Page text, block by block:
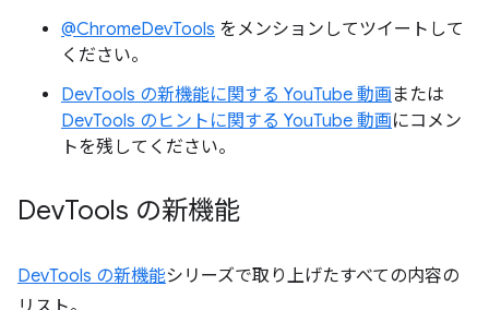
@ChromeDevTools をメンションしてツイートして
ください。
DevTools の新機能に関する YouTube 動画 または
DevTools のヒントに関する YouTube 動画にコメン
トを残してください。
DevTools の新機能
DevTools の新機能シリーズで取り上げたすべての内容の